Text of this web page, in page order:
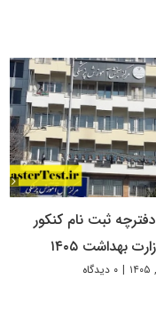
دفترچه ثبت نام کنکور
بهداشت ۱۴۰۵
| ۰ دیدگاه